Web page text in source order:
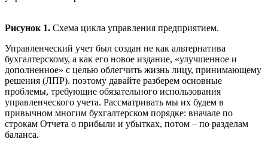
Рисунок 1. Схема цикла управления предприятием.
Управленческий учет был создан не как альтернатива
бухгалтерскому, а как его новое издание, «улучшенное и
дополненное» с целью облегчить жизнь лицу, принимающему
решения (ЛПР). поэтому давайте разберем основные
проблемы, требующие обязательного использования
управленческого учета. Рассматривать мы их будем в
привычном многим бухгалтерском порядке: вначале по
строкам Отчета о прибыли и убытках, потом – по разделам
баланса.